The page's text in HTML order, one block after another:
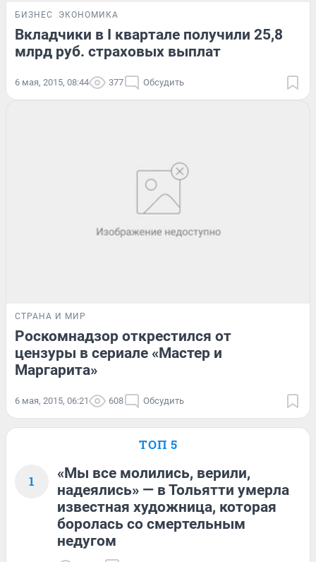
БИЗНЕС ЭКОНОМИКА
Вкладчики в I квартале получили 25,8
млрд руб. страховых выплат
6 мая, 2015, 08:44 377 Обсудить
СТРАНА И МИР
Роскомнадзор открестился от
цензуры в сериале «Мастер и
Маргарита»
6 мая, 2015, 06:21 608 Обсудить
ТОП 5
1
«Мы все молились, верили,
надеялись» — в Тольятти умерла
известная художница, которая
боролась со смертельным
недугом